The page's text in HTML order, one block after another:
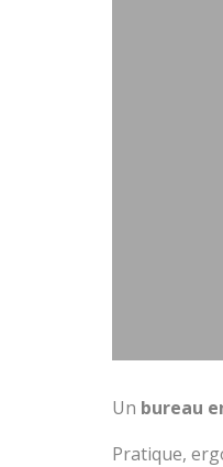
Un bureau
Pratique,